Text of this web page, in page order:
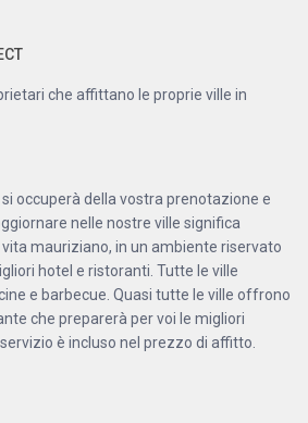
che affittano le proprie ville in
occuperà della vostra prenotazione e
nelle nostre ville significa
mauriziano, in un ambiente riservato
hotel e ristoranti. Tutte le ville
e barbecue. Quasi tutte le ville offrono
che preparerà per voi le migliori
è incluso nel prezzo di affitto.